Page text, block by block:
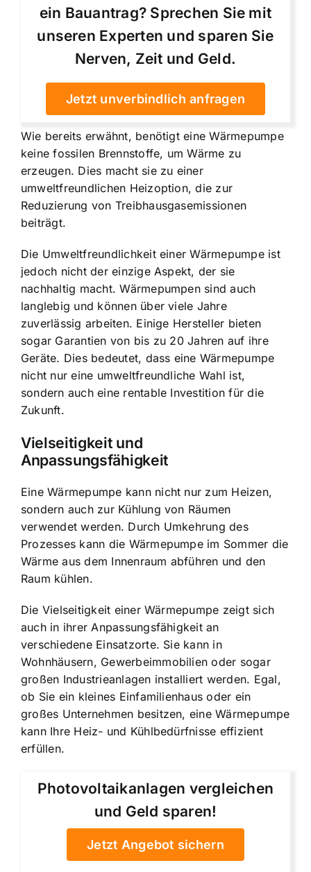
ein Bauantrag? Sprechen Sie mit
unseren Experten und sparen Sie
Nerven, Zeit und Geld.
Jetzt unverbindlich anfragen
Wie bereits erwähnt, benötigt eine Wärmepumpe
keine fossilen Brennstoffe, um Wärme zu
erzeugen. Dies macht sie zu einer
umweltfreundlichen Heizoption, die zur
Reduzierung von Treibhausgasemissionen
beiträgt.
Die Umweltfreundlichkeit einer Wärmepumpe ist
jedoch nicht der einzige Aspekt, der sie
nachhaltig macht. Wärmepumpen sind auch
langlebig und können über viele Jahre
zuverlässig arbeiten. Einige Hersteller bieten
sogar Garantien von bis zu 20 Jahren auf ihre
Geräte. Dies bedeutet, dass eine Wärmepumpe
nicht nur eine umweltfreundliche Wahl ist,
sondern auch eine rentable Investition für die
Zukunft.
Vielseitigkeit und
Anpassungsfähigkeit
Eine Wärmepumpe kann nicht nur zum Heizen,
sondern auch zur Kühlung von Räumen
verwendet werden. Durch Umkehrung des
Prozesses kann die Wärmepumpe im Sommer die
Wärme aus dem Innenraum abführen und den
Raum kühlen.
Die Vielseitigkeit einer Wärmepumpe zeigt sich
auch in ihrer Anpassungsfähigkeit an
verschiedene Einsatzorte. Sie kann in
Wohnhäusern, Gewerbeimmobilien oder sogar
großen Industrieanlagen installiert werden. Egal,
ob Sie ein kleines Einfamilienhaus oder ein
großes Unternehmen besitzen, eine Wärmepumpe
kann Ihre Heiz- und Kühlbedürfnisse effizient
erfüllen.
Photovoltaikanlagen vergleichen
und Geld sparen!
Jetzt Angebot sichern